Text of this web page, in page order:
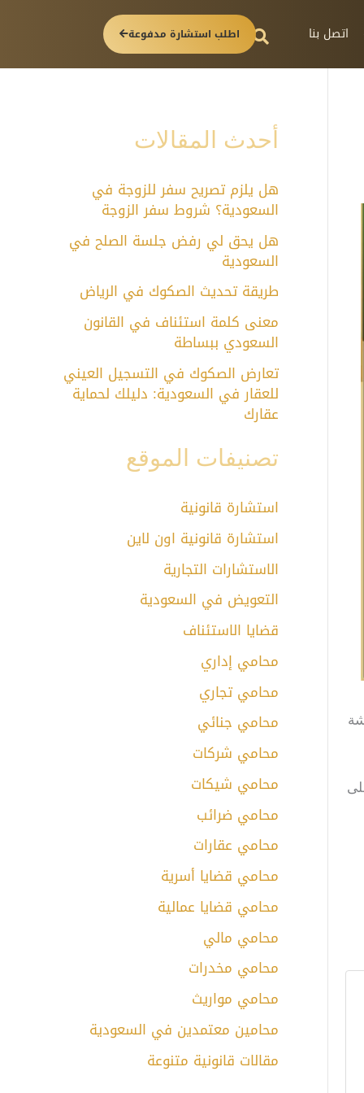
اتصل بنا اطلب استشارة مدفوعة
أحدث المقالات
هل يلزم تصريح سفر للزوجة في
السعودية؟ شروط سفر الزوجة
هل يحق لي رفض جلسة الصلح في
السعودية
طريقة تحديث الصكوك في الرياض
معنى كلمة استئناف في القانون
السعودي ببساطة
تعارض الصكوك في التسجيل العيني
للعقار في السعودية: دليلك لحماية
عقارك
تصنيفات الموقع
استشارة قانونية
استشارة قانونية اون لاين
الاستشارات التجارية
التعويض في السعودية
قضايا الاستئناف
محامي إداري
محامي تجاري
محامي جنائي
محامي شركات
محامي شيكات
محامي ضرائب
محامي عقارات
محامي قضايا أسرية
محامي قضايا عمالية
محامي مالي
محامي مخدرات
محامي مواريث
محامين معتمدين في السعودية
مقالات قانونية متنوعة